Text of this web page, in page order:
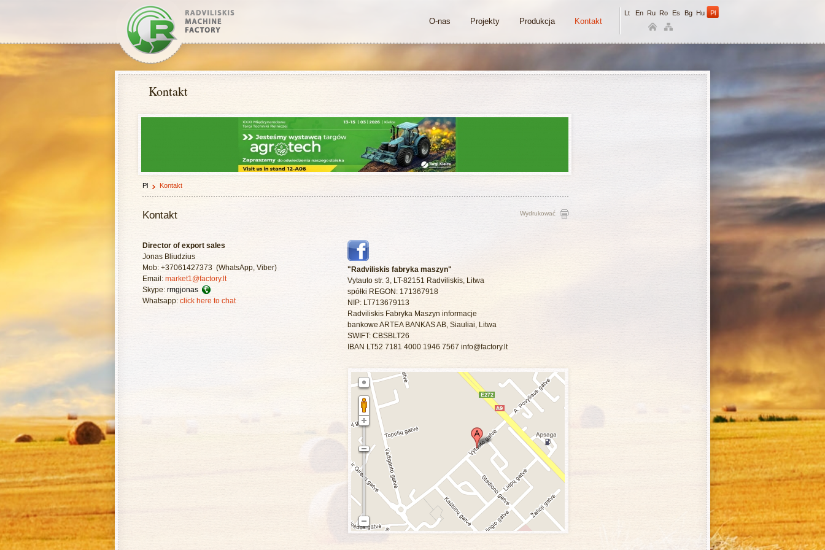
O-nas Projekty Produkcja Kontakt
Lt En Ru Ro Es Bg Hu Pl
Kontakt
Pl Kontakt
Wydrukować
Kontakt
"Radviliskis fabryka maszyn"
Vytauto str. 3, LT-82151 Radviliskis, Litwa
spółki REGON: 171367918
NIP: LT713679113
Radviliskis Fabryka Maszyn informacje
bankowe ARTEA BANKAS AB, Siauliai, Litwa
SWIFT: CBSBLT26
IBAN LT52 7181 4000 1946 7567 info@factory.lt
Director of export sales
Jonas Bliudzius
Mob: +37061427373 (WhatsApp, Viber)
Email: market1@factory.lt
Skype: rmgjonas
Whatsapp: click here to chat